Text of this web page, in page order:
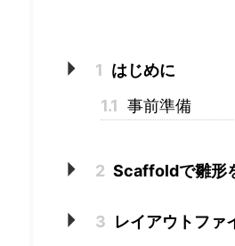
1 はじめに
1.1 事前準備
2 Scaffoldで雛形
3 レイアウトファ